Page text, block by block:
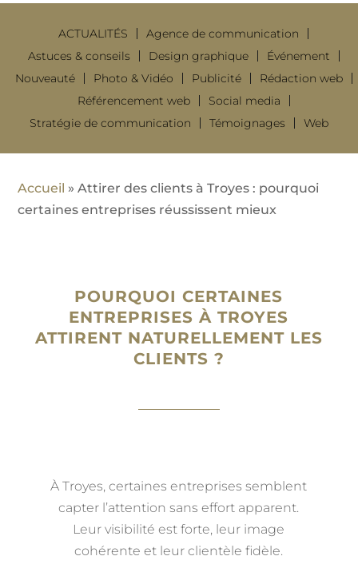
ACTUALITÉS
Agence de communication
Astuces & conseils
Design graphique
Événement
Nouveauté
Photo & Vidéo Publicité
Rédaction web
Référencement web
Social media
Stratégie de communication
Témoignages Web
Accueil »Attirer des clients à Troyes : pourquoi
certaines entreprises réussissent mieux
POURQUOI CERTAINES
ENTREPRISES À TROYES
ATTIRENT NATURELLEMENT LES
CLIENTS ?
À Troyes, certaines entreprises semblent
capter l’attention sans effort apparent.
Leur visibilité est forte, leur image
cohérente et leur clientèle fidèle.